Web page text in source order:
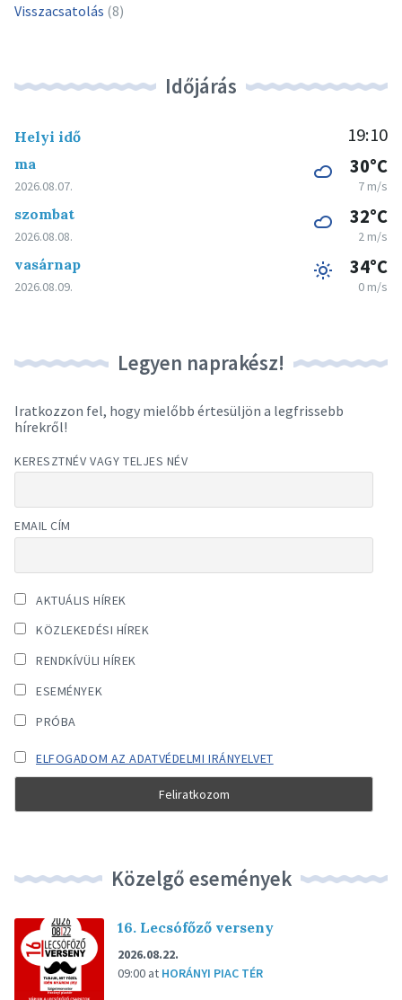
Visszacsatolás (8)
Időjárás
Helyi idő 19:10
ma
2026.08.07.
30°C
7 m/s
szombat
2026.08.08.
32°C
2 m/s
vasárnap
2026.08.09.
34°C
0 m/s
Legyen naprakész!
Iratkozzon fel, hogy mielőbb értesüljön a legfrissebb
hírekről!
KERESZTNÉV VAGY TELJES NÉV
EMAIL CÍM
AKTUÁLIS HÍREK
KÖZLEKEDÉSI HÍREK
RENDKÍVÜLI HÍREK
ESEMÉNYEK
PRÓBA
ELFOGADOM AZ ADATVÉDELMI IRÁNYELVET
Közelgő események
16. Lecsófőző verseny
2026.08.22.
09:00 at HORÁNYI PIAC TÉR